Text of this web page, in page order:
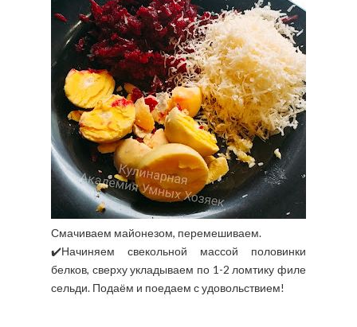
Смачиваем майонезом, перемешиваем.
✔️Начиняем свекольной массой половинки
белков, сверху укладываем по 1-2 ломтику филе
сельди. Подаём и поедаем с удовольствием!